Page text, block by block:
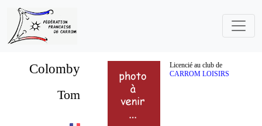
Colomby
Licencié au club de
CARROM LOISIRS
Tom